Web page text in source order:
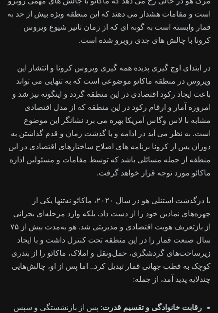
است و مقامات هشدار می دهند که این منطقه ویژه بیش از حد به
قمار وابسته است به گونه ای که از زمان تاثیر شیوع ویروس
کرونا با چالش های جدی روبرو شده است.
در ابتدای اوج گیری پدیده همه گیری ویروس کرونا و انتشار این
ویروس در منطقه ماکائو موضوعی است که به تنهایی می تواند
باعث ایجاد رکود اقتصادی در این منطقه گردد و اینگونه نیز شد و
امروزه آمار و ارقام رکود در این منطقه که از مدل اقتصادی
مشابه با لاس وگاس آمریکا بهره می برد نشانگر این موضوع
است. به نظر می آید در ادامه و با گذشت زمان و قدم گذاشتن به
دوران پس از کرونا برنامه های اصلاح ساختارهای اقتصادی در این
منطقه از جمله مسائلی باشد که توسط مقامات و مسئولین اداره
ماکائو مورد توجه قرار خواهد گرفت.
با درگذشت استنلی هو در سال ۲۰۲۰، ماکائو نه‌تنها یکی از
چهره‌های نمادین خود را از دست داد، بلکه وارد مرحله‌ای بحرانی
از بازتعریف هویت اقتصادی و مدیریتی شد. هو به‌مدت بیش از ۷۵
سال صنعت قمار را در این منطقه تحت کنترل داشت و با ایجاد
زیرساخت‌های گردشگری، حمل‌ونقل و املاک، ماکائو را از بندری
کوچک به قطب جهانی قمار تبدیل کرد.. اما پس از او، چالش‌هایی
چندلایه پدید آمد، از جمله:
رقابت خانوادگی و تقسیم قدرت: پس از بازنشستگی و سپس